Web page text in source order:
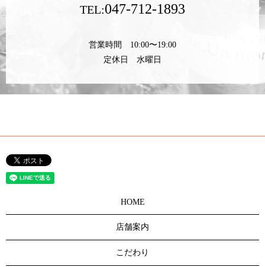
TEL:047-712-1893
営業時間 10:00〜19:00
定休日 水曜日
HOME
店舗案内
こだわり